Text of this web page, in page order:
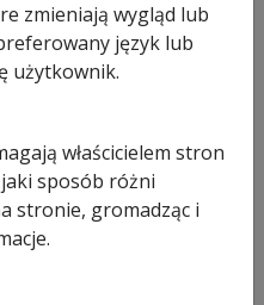
LineaMatic
zmieniają wygląd lub
język lub
użytkownik.
właścicielem stron
sposób różni
stronie, gromadząc i